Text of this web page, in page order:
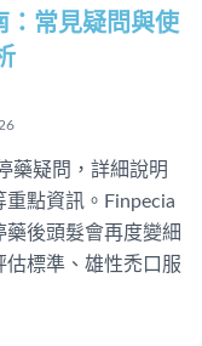
：常見疑問與使
藥疑問，詳細說明
點資訊。Finpecia
後頭髮會再度變細
標準、雄性禿口服